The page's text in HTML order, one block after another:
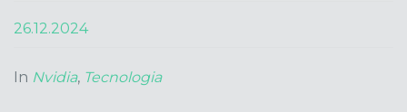
26.12.2024
In Nvidia, Tecnologia